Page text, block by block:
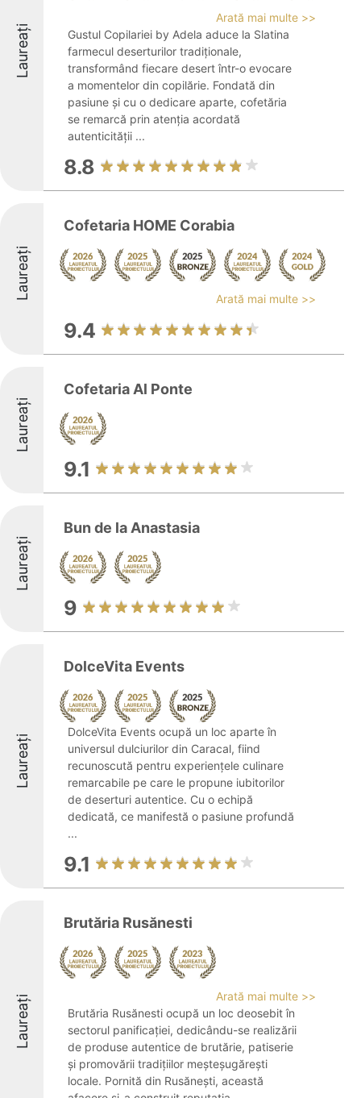
Laureați
Arată mai multe >>
Gustul Copilariei by Adela aduce la Slatina
farmecul deserturilor tradiționale,
transformând fiecare desert într-o evocare
a momentelor din copilărie. Fondată din
pasiune și cu o dedicare aparte, cofetăria
se remarcă prin atenția acordată
autenticității ...
8.8
Laureați
Cofetaria HOME Corabia
Arată mai multe >>
9.4
Laureați
Cofetaria Al Ponte
9.1
Laureați
Bun de la Anastasia
9
Laureați
DolceVita Events
DolceVita Events ocupă un loc aparte în
universul dulciurilor din Caracal, fiind
recunoscută pentru experiențele culinare
remarcabile pe care le propune iubitorilor
de deserturi autentice. Cu o echipă
dedicată, ce manifestă o pasiune profundă
...
9.1
Laureați
Brutăria Rusănesti
Arată mai multe >>
Brutăria Rusănesti ocupă un loc deosebit în
sectorul panificației, dedicându-se realizării
de produse autentice de brutărie, patiserie
și promovării tradițiilor meșteșugărești
locale. Pornită din Rusănești, această